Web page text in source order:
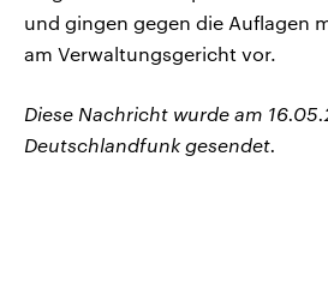
und gingen gegen die Auflagen
am Verwaltungsgericht vor.
Diese Nachricht wurde am
Deutschlandfunk gesendet.